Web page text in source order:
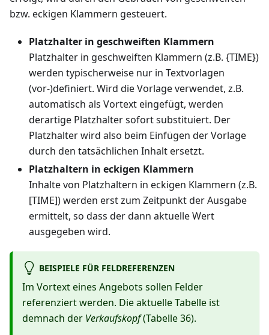
bzw. eckigen Klammern gesteuert.
Platzhalter in geschweiften Klammern
Platzhalter in geschweiften Klammern (z.B. {TIME})
werden typischerweise nur in Textvorlagen
(vor-)definiert. Wird die Vorlage verwendet, z.B.
automatisch als Vortext eingefügt, werden
derartige Platzhalter sofort substituiert. Der
Platzhalter wird also beim Einfügen der Vorlage
durch den tatsächlichen Inhalt ersetzt.
Platzhaltern in eckigen Klammern
Inhalte von Platzhaltern in eckigen Klammern (z.B.
[TIME]) werden erst zum Zeitpunkt der Ausgabe
ermittelt, so dass der dann aktuelle Wert
ausgegeben wird.
BEISPIELE FÜR FELDREFERENZEN
Im Vortext eines Angebots sollen Felder
referenziert werden. Die aktuelle Tabelle ist
demnach der Verkaufskopf(Tabelle 36).